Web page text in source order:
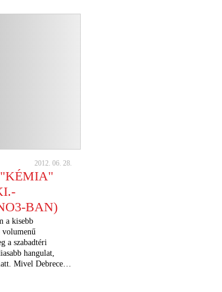
2012. 06. 28.
BAN)
a kisebb
volumenű
a szabadtéri
hangulat,
Mivel Debrece…